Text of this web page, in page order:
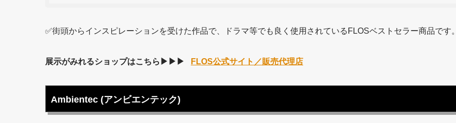
✅街頭からインスピレーションを受けた作品で、ドラマ等でも良く使用されているFLOSベストセラー商品です。
展示がみれるショップはこちら▶︎▶︎▶︎ FLOS公式サイト／販売代理店
Ambientec (アンビエンテック)